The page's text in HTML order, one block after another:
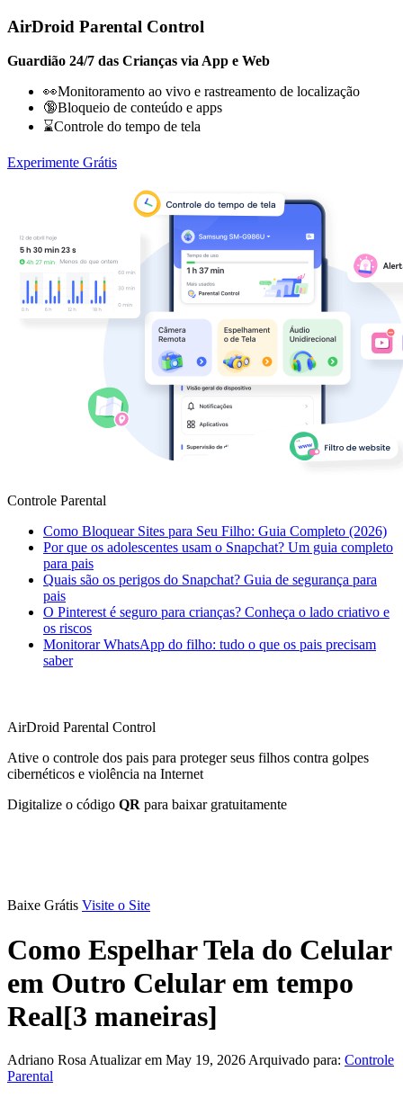
AirDroid Parental Control
Guardião 24/7 das Crianças via App e Web
👀Monitoramento ao vivo e rastreamento de localização
🔞Bloqueio de conteúdo e apps
⌛Controle do tempo de tela
Experimente Grátis
Controle Parental
Como Bloquear Sites para Seu Filho: Guia Completo (2026)
Por que os adolescentes usam o Snapchat? Um guia completo
para pais
Quais são os perigos do Snapchat? Guia de segurança para
pais
O Pinterest é seguro para crianças? Conheça o lado criativo e
os riscos
Monitorar WhatsApp do filho: tudo o que os pais precisam
saber
AirDroid Parental Control
Ative o controle dos pais para proteger seus filhos contra golpes
cibernéticos e violência na Internet
Digitalize o código QR para baixar gratuitamente
Baixe Grátis Visite o Site
Como Espelhar Tela do Celular
em Outro Celular em tempo
Real[3 maneiras]
Adriano Rosa Atualizar em May 19, 2026 Arquivado para: Controle
Parental